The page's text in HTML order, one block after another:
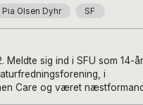
Pia Olsen Dyhr SF
Meldte sig ind i SFU som 14-
i
Care og været